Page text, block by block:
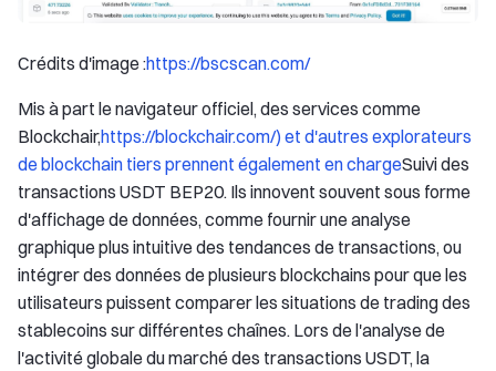
Crédits d'image :https://bscscan.com/
Mis à part le navigateur officiel, des services comme
Blockchair,https://blockchair.com/) et d'autres explorateurs
de blockchain tiers prennent également en chargeSuivi des
transactions USDT BEP20. Ils innovent souvent sous forme
d'affichage de données, comme fournir une analyse
graphique plus intuitive des tendances de transactions, ou
intégrer des données de plusieurs blockchains pour que les
utilisateurs puissent comparer les situations de trading des
stablecoins sur différentes chaînes. Lors de l'analyse de
l'activité globale du marché des transactions USDT, la